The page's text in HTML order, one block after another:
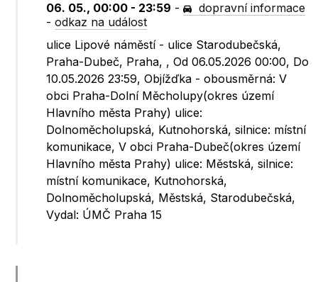
06. 05., 00:00 - 23:59 -
dopravní informace
-odkaz na událost
ulice Lipové náměstí - ulice Starodubečská,
Praha-Dubeč, Praha, , Od 06.05.2026 00:00, Do
10.05.2026 23:59, Objížďka - obousměrná: V
obci Praha-Dolní Měcholupy(okres území
Hlavního města Prahy) ulice:
Dolnoměcholupská, Kutnohorská, silnice: místní
komunikace, V obci Praha-Dubeč(okres území
Hlavního města Prahy) ulice: Městská, silnice:
místní komunikace, Kutnohorská,
Dolnoměcholupská, Městská, Starodubečská,
Vydal: ÚMČ Praha 15